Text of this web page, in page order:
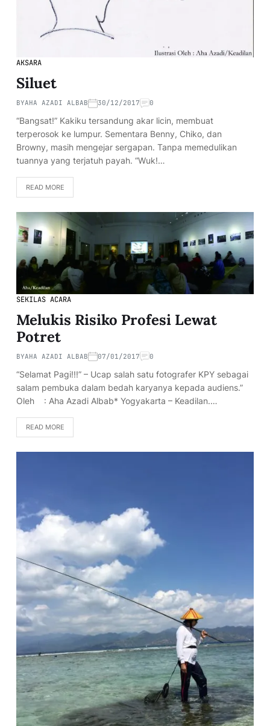
AKSARA
Siluet
BYAHA AZADI ALBAB 30/12/2017 0
“Bangsat!” Kakiku tersandung akar licin, membuat
terperosok ke lumpur. Sementara Benny, Chiko, dan
Browny, masih mengejar sergapan. Tanpa memedulikan
tuannya yang terjatuh payah. “Wuk!…
READ MORE
SEKILAS ACARA
Melukis Risiko Profesi Lewat
Potret
BYAHA AZADI ALBAB 07/01/2017 0
“Selamat Pagi!!!” – Ucap salah satu fotografer KPY sebagai
salam pembuka dalam bedah karyanya kepada audiens.”
Oleh : Aha Azadi Albab* Yogyakarta – Keadilan.…
READ MORE